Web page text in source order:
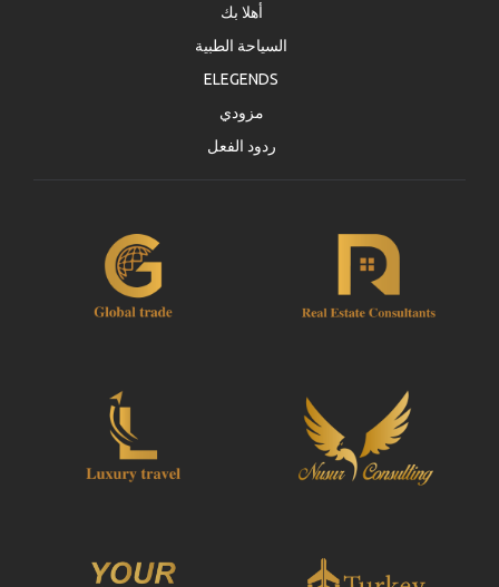
أهلا بك
السياحة الطبية
ELEGENDS
مزودي
ردود الفعل